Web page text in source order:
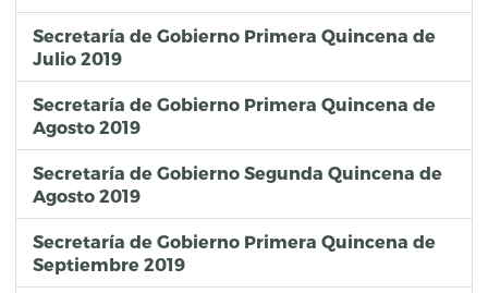
Secretaría de Gobierno Primera Quincena de
Julio 2019
Secretaría de Gobierno Primera Quincena de
Agosto 2019
Secretaría de Gobierno Segunda Quincena de
Agosto 2019
Secretaría de Gobierno Primera Quincena de
Septiembre 2019